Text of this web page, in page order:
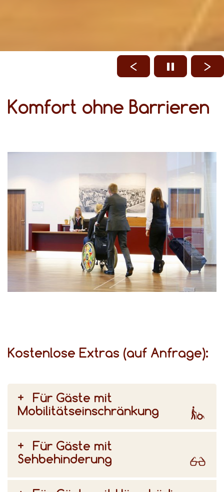
Komfort ohne Barrieren
Kostenlose Extras (auf Anfrage):
Für Gäste mit
Mobilitätseinschränkung
Für Gäste mit
Sehbehinderung